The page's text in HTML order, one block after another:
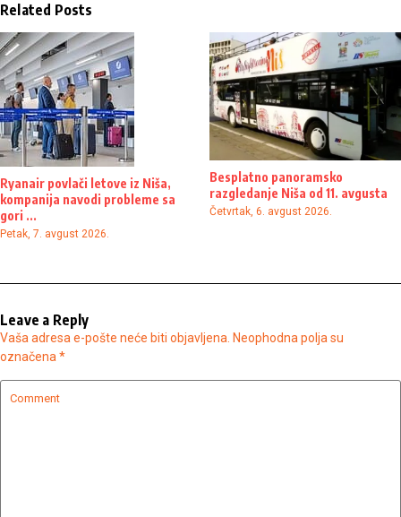
Related Posts
Ryanair povlači letove iz Niša,
kompanija navodi probleme sa
gori ...
Petak, 7. avgust 2026.
Besplatno panoramsko
razgledanje Niša od 11. avgusta
Četvrtak, 6. avgust 2026.
Leave a Reply
Vaša adresa e-pošte neće biti objavljena. Neophodna polja su
označena *